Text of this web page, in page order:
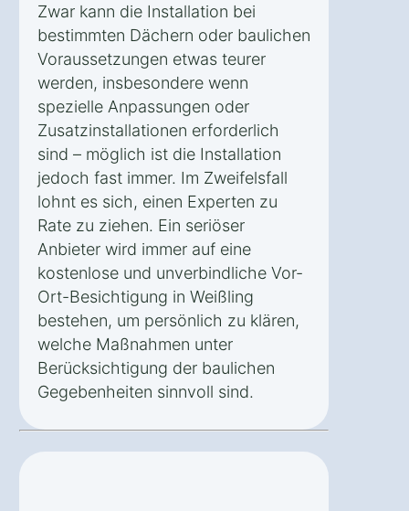
Zwar kann die Installation bei
bestimmten Dächern oder baulichen
Voraussetzungen etwas teurer
werden, insbesondere wenn
spezielle Anpassungen oder
Zusatzinstallationen erforderlich
sind – möglich ist die Installation
jedoch fast immer. Im Zweifelsfall
lohnt es sich, einen Experten zu
Rate zu ziehen. Ein seriöser
Anbieter wird immer auf eine
kostenlose und unverbindliche Vor-
Ort-Besichtigung in Weißling
bestehen, um persönlich zu klären,
welche Maßnahmen unter
Berücksichtigung der baulichen
Gegebenheiten sinnvoll sind.